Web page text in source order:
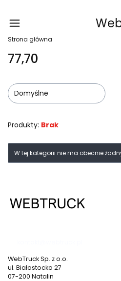
Strona główna
77,70
Domyślne
Produkty: Brak
Lista produktów
W tej kategorii nie ma obecnie
WebTruck Sp. z o.o.
ul. Białostocka 27
07-200 Natalin